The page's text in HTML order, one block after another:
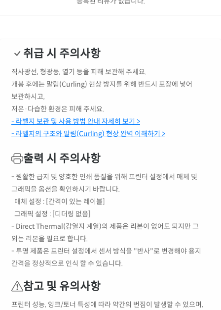
취급 시 주의사항
직사광선, 형광등, 열기 등을 피해 보관해 주세요.
개봉 후에는 말림(Curling) 현상 방지를 위해 반드시 포장에 넣어
보관하시고,
저온·다습한 환경은 피해 주세요.
- 라벨지 보관 및 사용 방법 안내 자세히 보기 >
- 라벨지의 구조와 말림(Curling) 현상 완벽 이해하기 >
출력 시 주의사항
- 원활한 급지 및 양호한 인쇄 품질을 위해 프린터 설정에서 매체 및
그래픽을 옵션을 확인하시기 바랍니다.
매체 설정 : [간격이 있는 레이블]
그래픽 설정 : [디더링 없음]
- Direct Thermal(감열지 계열)의 제품은 리본이 없어도 되지만 그
외는 리본을 필요로 합니다.
- 투명 제품은 프린터 설정에서 센서 방식을 "반사"로 변경해야 용지
간격을 정상적으로 인식 할 수 있습니다.
참고 및 유의사항
프린터 성능, 잉크/토너 특성에 따라 약간의 번짐이 발생할 수 있으며,